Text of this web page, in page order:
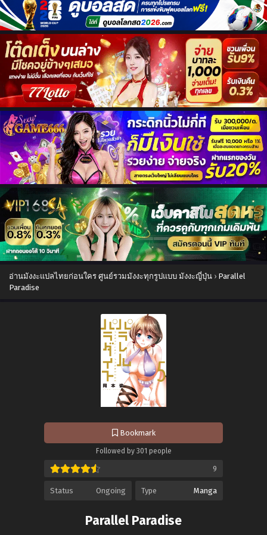
อ่านมังงะแปลไทยก่อนใคร ศูนย์รวมมังงะทุกรูปแบบ มังงะญี่ปุ่น › Parallel
Paradise
Bookmark
Followed by 301 people
9
Status Ongoing Type Manga
Parallel Paradise